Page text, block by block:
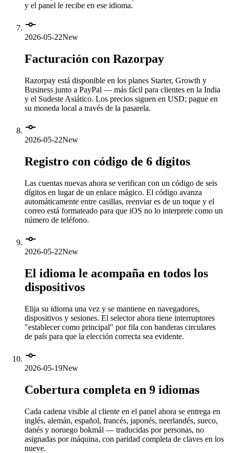
y el panel le recibe en ese idioma.
2026-05-22New
Facturación con Razorpay
Razorpay está disponible en los planes Starter, Growth y
Business junto a PayPal — más fácil para clientes en la India
y el Sudeste Asiático. Los precios siguen en USD; pague en
su moneda local a través de la pasarela.
2026-05-22New
Registro con código de 6 dígitos
Las cuentas nuevas ahora se verifican con un código de seis
dígitos en lugar de un enlace mágico. El código avanza
automáticamente entre casillas, reenviar es de un toque y el
correo está formateado para que iOS no lo interprete como un
número de teléfono.
2026-05-22New
El idioma le acompaña en todos los
dispositivos
Elija su idioma una vez y se mantiene en navegadores,
dispositivos y sesiones. El selector ahora tiene interruptores
"establecer como principal" por fila con banderas circulares
de país para que la elección correcta sea evidente.
2026-05-19New
Cobertura completa en 9 idiomas
Cada cadena visible al cliente en el panel ahora se entrega en
inglés, alemán, español, francés, japonés, neerlandés, sueco,
danés y noruego bokmål — traducidas por personas, no
asignadas por máquina, con paridad completa de claves en los
nueve.